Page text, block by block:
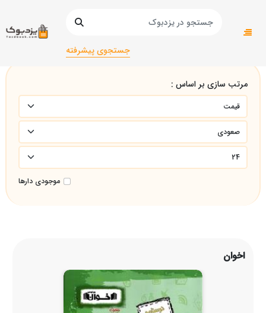
جستجوی پیشرفته
صفحه اصلی
مرتب سازی بر اساس :
موجودی دارها
اخوان